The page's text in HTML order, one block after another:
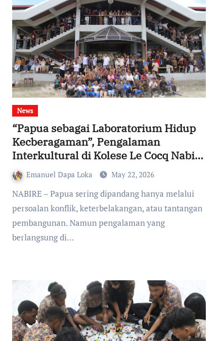
News
“Papua sebagai Laboratorium Hidup
Kecberagaman”, Pengalaman
Interkultural di Kolese Le Cocq Nabire
Menjadi Ruang Belajar Bersama
Emanuel Dapa Loka May 22, 2026
NABIRE – Papua sering dipandang hanya melalui
persoalan konflik, keterbelakangan, atau tantangan
pembangunan. Namun pengalaman yang
berlangsung di…